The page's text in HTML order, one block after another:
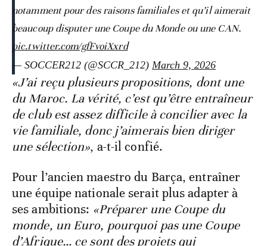
notamment pour des raisons familiales et qu’il aimerait
beaucoup disputer une Coupe du Monde ou une CAN.
pic.twitter.com/gfFvoiXxrd
— SOCCER212 (@SCCR_212) March 9, 2026
«J’ai reçu plusieurs propositions, dont une
du Maroc. La vérité, c’est qu’être entraîneur
de club est assez difficile à concilier avec la
vie familiale, donc j’aimerais bien diriger
une sélection», a-t-il confié.
Pour l’ancien maestro du Barça, entraîner
une équipe nationale serait plus adapter à
ses ambitions: «Préparer une Coupe du
monde, un Euro, pourquoi pas une Coupe
d’Afrique… ce sont des projets qui